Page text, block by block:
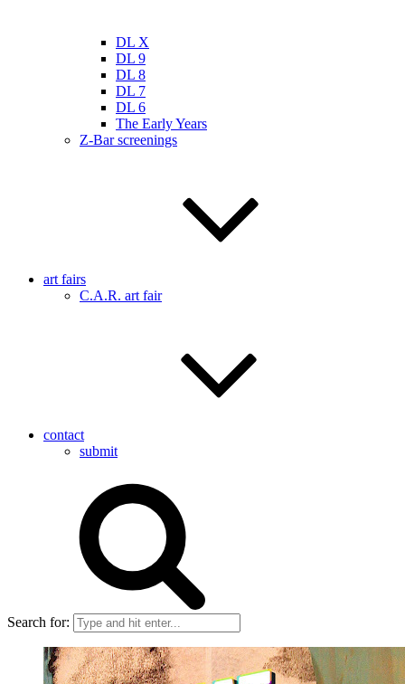
DL X
DL 9
DL 8
DL 7
DL 6
The Early Years
Z-Bar screenings
art fairs
C.A.R. art fair
contact
submit
Search for: